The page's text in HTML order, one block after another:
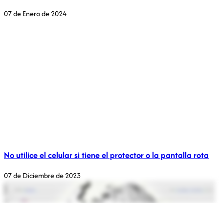
07 de Enero de 2024
No utilice el celular si tiene el protector o la pantalla rota
07 de Diciembre de 2023